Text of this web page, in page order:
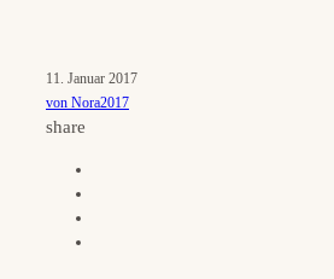
11. Januar 2017
von Nora2017
share